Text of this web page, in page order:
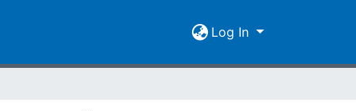
Log In